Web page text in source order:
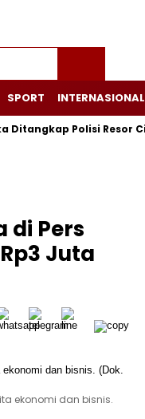
SPORT INTERNASIONAL
Polisi Resor Cirebon
di Pers
Juta
ekonomi dan bisnis.